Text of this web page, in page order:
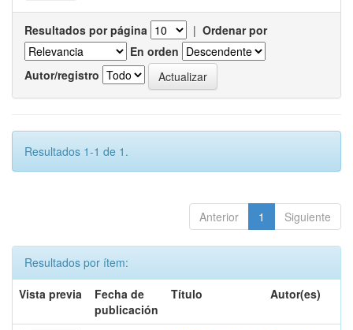
Resultados por página | Ordenar por
En orden
Autor/registro
Resultados 1-1 de 1.
Anterior 1 Siguiente
Resultados por ítem:
Vista previa
Fecha de
publicación
Título Autor(es)